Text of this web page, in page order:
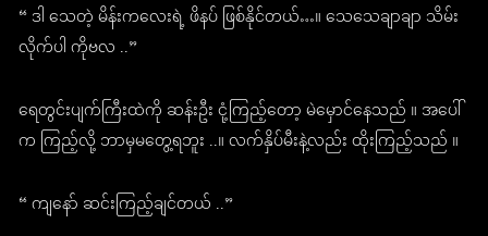
“ ဒါ သေတဲ့ မိန်းကလေးရဲ့ ဖိနပ် ဖြစ်နိုင်တယ်…။ သေသေချာချာ သိမ်း
လိုက်ပါ ကိုဗလ ..”
ရေတွင်းပျက်ကြီးထဲကို ဆန်းဦး ငုံ့ကြည့်တော့ မဲမှောင်နေသည် ။ အပေါ်
က ကြည့်လို့ ဘာမှမတွေ့ရဘူး ..။ လက်နှိပ်မီးနဲ့လည်း ထိုးကြည့်သည် ။
“ ကျနော် ဆင်းကြည့်ချင်တယ် ..”